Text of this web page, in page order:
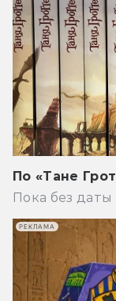
По «Тане
Пока без даты
РЕКЛАМА